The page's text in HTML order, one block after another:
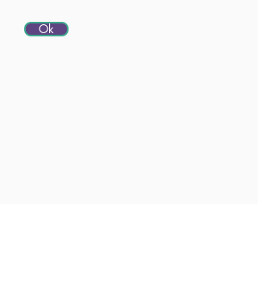
Ok